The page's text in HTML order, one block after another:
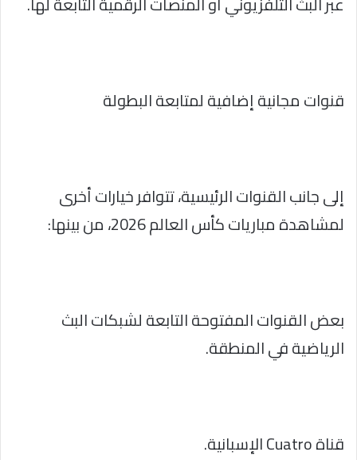
قنوات مجانية إضافية لمتابعة البطولة
إلى جانب القنوات الرئيسية، تتوافر خيارات أخرى
لمشاهدة مباريات كأس العالم 2026، من بينها:
بعض القنوات المفتوحة التابعة لشبكات البث
الرياضية في المنطقة.
قناة Cuatro الإسبانية.